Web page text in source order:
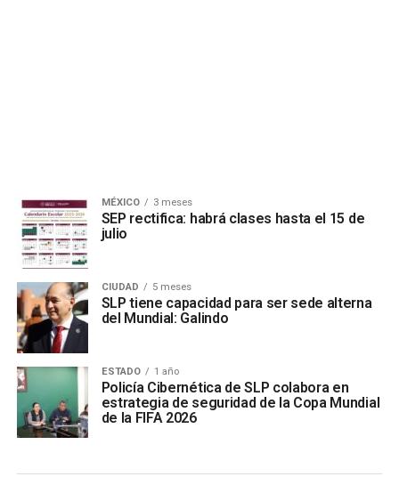
MÉXICO 3 meses
SEP rectifica: habrá clases hasta el 15 de
julio
CIUDAD 5 meses
SLP tiene capacidad para ser sede alterna
del Mundial: Galindo
ESTADO 1 año
Policía Cibernética de SLP colabora en
estrategia de seguridad de la Copa Mundial
de la FIFA 2026